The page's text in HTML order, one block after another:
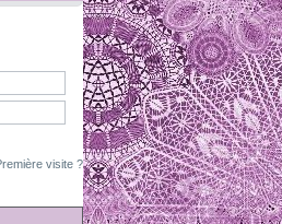
visite ?